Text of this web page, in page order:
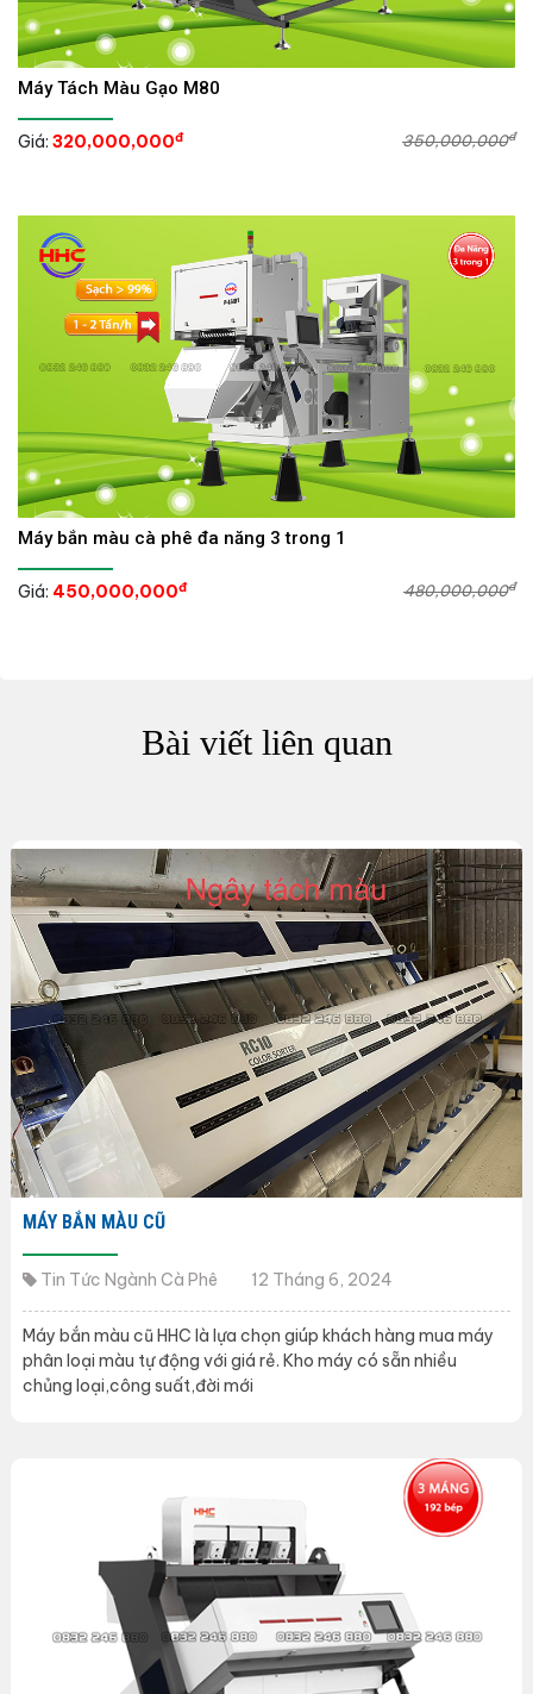
Máy Tách Màu Gạo M80
Giá: 320,000,000đ 350,000,000đ
Máy bắn màu cà phê đa năng 3 trong 1
Giá: 450,000,000đ 480,000,000đ
Bài viết liên quan
MÁY BẮN MÀU CŨ
Tin Tức Ngành Cà Phê 12 Tháng 6, 2024
Máy bắn màu cũ HHC là lựa chọn giúp khách hàng mua máy
phân loại màu tự động với giá rẻ. Kho máy có sẵn nhiều
chủng loại,công suất,đời mới